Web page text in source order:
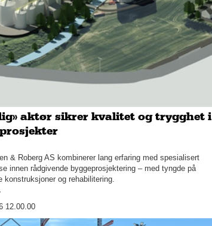
aktør sikrer kvalitet og trygghet i
& Roberg AS kombinerer lang erfaring med spesialisert
innen rådgivende byggeprosjektering – med tyngde på
konstruksjoner og rehabilitering.
12.00.00